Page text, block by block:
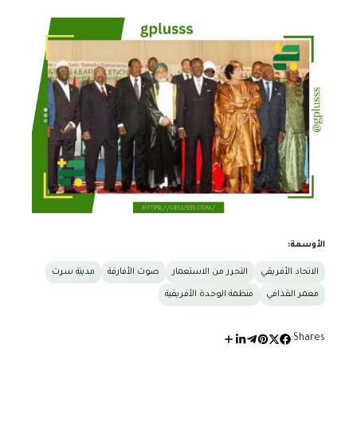
الأوسمة:
الاتحاد الأفريقي التحرر من الاستعمار صوت الأفارقة مدينة سرت
معمر القذافي منظمة الوحدة الأفريقية
Shares: